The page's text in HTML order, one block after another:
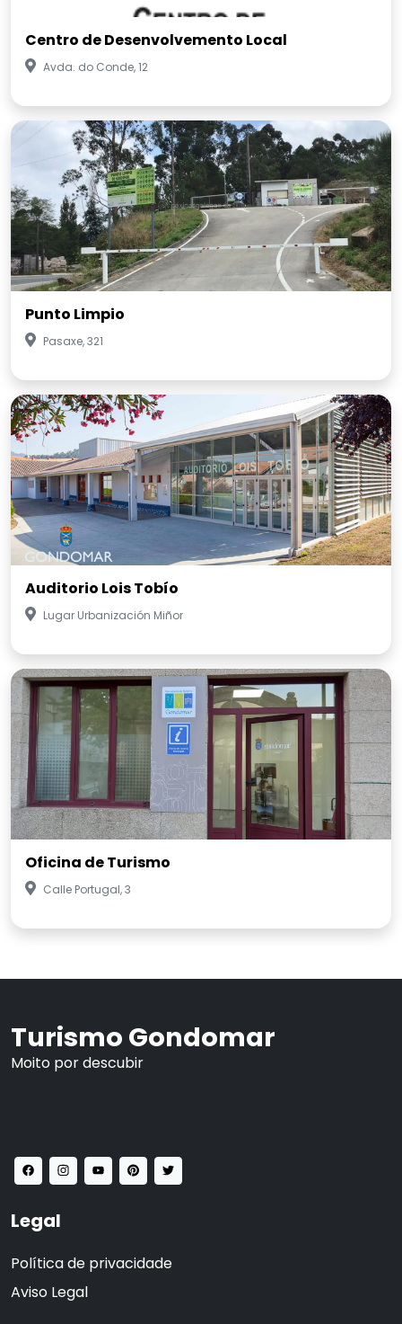
Centro de Desenvolvemento Local
Avda. do Conde, 12
Punto Limpio
Pasaxe, 321
Auditorio Lois Tobío
Lugar Urbanización Miñor
Oficina de Turismo
Calle Portugal, 3
Turismo Gondomar
Moito por descubir
Legal
Política de privacidade
Aviso Legal